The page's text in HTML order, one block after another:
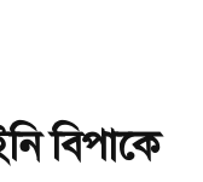
বিপাকে